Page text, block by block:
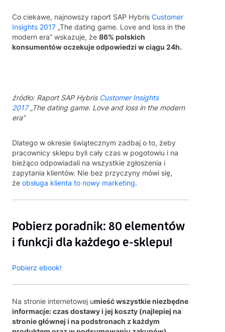
Co ciekawe, najnowszy raport SAP Hybris Customer
Insights 2017 „The dating game. Love and loss in the
modern era” wskazuje, że 86% polskich
konsumentów oczekuje odpowiedzi w ciągu 24h.
źródło: Raport SAP Hybris Customer Insights
2017„The dating game. Love and loss in the modern
era”
Dlatego w okresie świątecznym zadbaj o to, żeby
pracownicy sklepu byli cały czas w pogotowiu i na
bieżąco odpowiadali na wszystkie zgłoszenia i
zapytania klientów. Nie bez przyczyny mówi się,
że obsługa klienta to nowy marketing.
Pobierz poradnik: 80 elementów
i funkcji dla każdego e-sklepu!
Pobierz ebook!
Na stronie internetowej umieść wszystkie niezbędne
informacje: czas dostawy i jej koszty (najlepiej na
stronie głównej i na podstronach z każdym